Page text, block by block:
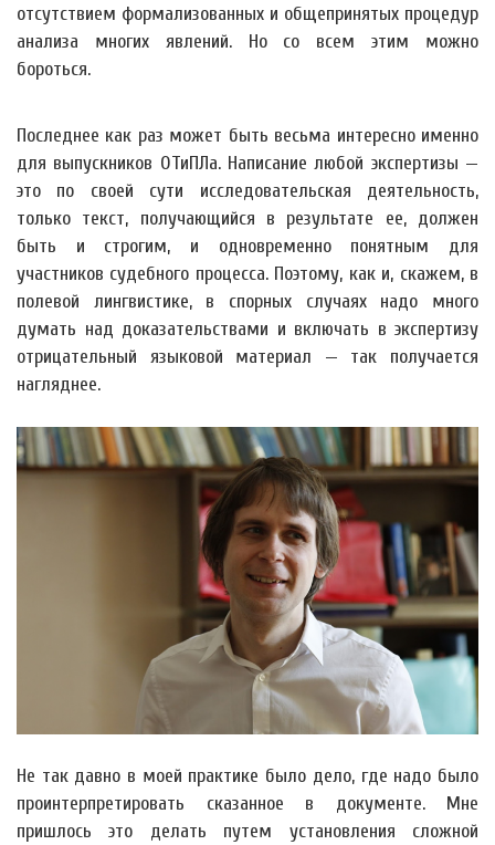
отсутствием формализованных и общепринятых процедур
анализа многих явлений. Но со всем этим можно
бороться.
Последнее как раз может быть весьма интересно именно
для выпускников ОТиПЛа. Написание любой экспертизы —
это по своей сути исследовательская деятельность,
только текст, получающийся в результате ее, должен
быть и строгим, и одновременно понятным для
участников судебного процесса. Поэтому, как и, скажем, в
полевой лингвистике, в спорных случаях надо много
думать над доказательствами и включать в экспертизу
отрицательный языковой материал — так получается
нагляднее.
Не так давно в моей практике было дело, где надо было
проинтерпретировать сказанное в документе. Мне
пришлось это делать путем установления сложной